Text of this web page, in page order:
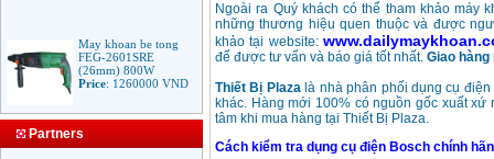
May khoan be tong
FEG-2601SRE
(26mm) 800W
Price:1260000 VND
Bang gia mui khoan
Partners
Ngoài ra Quý khách có thể tham khảo máy
những thương hiệu quen thuộc và được
khảo tại website:
để được tư vấn và báo giá tốt nhất. Giao
Thiết Bị Plazalà nhà phân phối dụng cụ
khác. Hàng mới 100% có nguồn gốc xuất
tâm khi mua hàng tại Thiết Bị Plaza.
Cách kiểm tra dụng cụ điện Bosch chính